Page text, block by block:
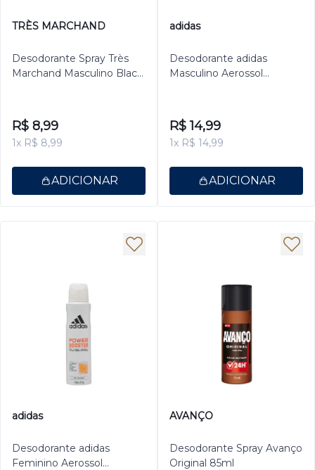
TRÈS MARCHAND
Desodorante Spray Très
Marchand Masculino Black
R$ 8,99
1x R$ 8,99
ADICIONAR
adidas
Desodorante adidas
Masculino Aerossol
R$ 14,99
1x R$ 14,99
ADICIONAR
adidas
Desodorante adidas
Feminino Aerossol
AVANÇO
Desodorante Spray Avanço
Original 85ml